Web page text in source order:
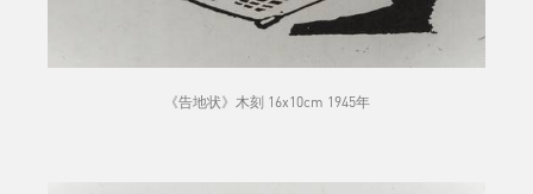
《告地状》木刻 16x10cm 1945年